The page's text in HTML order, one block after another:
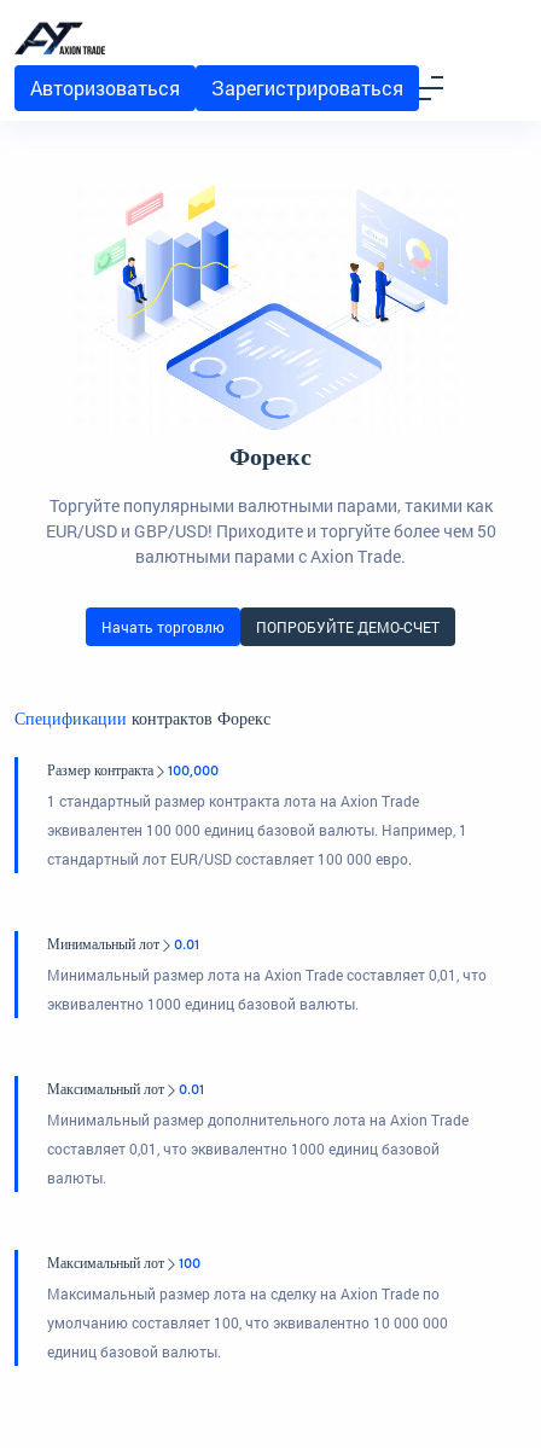
Авторизоваться Зарегистрироваться
Форекс
Торгуйте популярными валютными парами, такими как
EUR/USD и GBP/USD! Приходите и торгуйте более чем 50
валютными парами с Axion Trade.
Начать торговлю ПОПРОБУЙТЕ ДЕМО-СЧЕТ
Спецификации контрактов Форекс
Размер контракта 100,000
1 стандартный размер контракта лота на Axion Trade
эквивалентен 100 000 единиц базовой валюты. Например, 1
стандартный лот EUR/USD составляет 100 000 евро.
Минимальный лот 0.01
Минимальный размер лота на Axion Trade составляет 0,01, что
эквивалентно 1000 единиц базовой валюты.
Максимальный лот 0.01
Минимальный размер дополнительного лота на Axion Trade
составляет 0,01, что эквивалентно 1000 единиц базовой
валюты.
Максимальный лот 100
Максимальный размер лота на сделку на Axion Trade по
умолчанию составляет 100, что эквивалентно 10 000 000
единиц базовой валюты.